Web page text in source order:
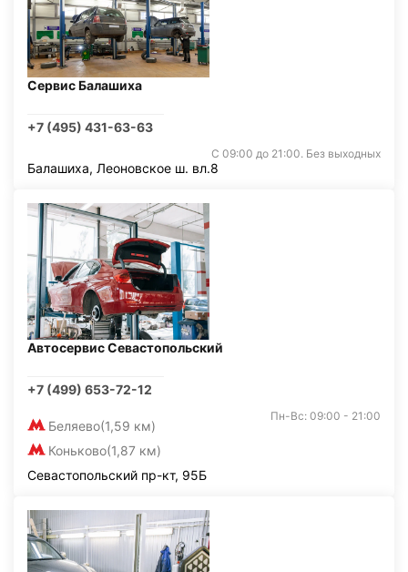
Сервис Балашиха
+7 (495) 431-63-63
С 09:00 до 21:00. Без выходных
Балашиха, Леоновское ш. вл.8
Автосервис Севастопольский
+7 (499) 653-72-12
Беляево(1,59 км)
Коньково(1,87 км)
Пн-Вс: 09:00 - 21:00
Севастопольский пр-кт, 95Б